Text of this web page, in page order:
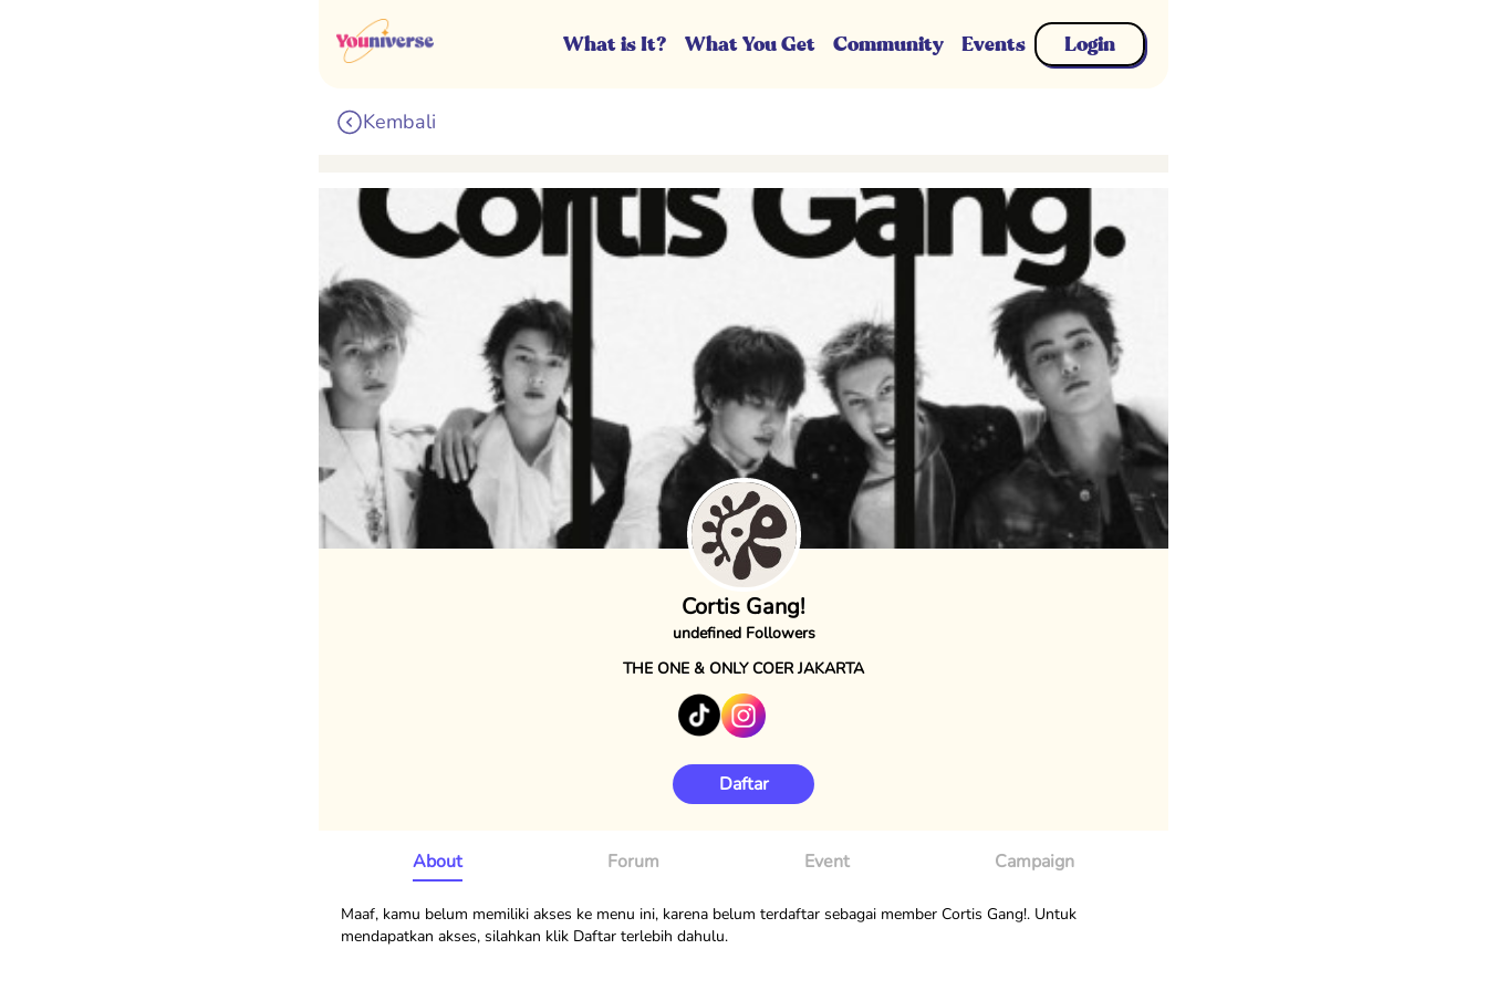
What is It? What You Get Community Events Login
Kembali
Cortis Gang!
undefined Followers
THE ONE & ONLY COER JAKARTA
Daftar
About Forum Event Campaign
Maaf, kamu belum memiliki akses ke menu ini, karena belum terdaftar sebagai member Cortis Gang!. Untuk
mendapatkan akses, silahkan klik Daftar terlebih dahulu.